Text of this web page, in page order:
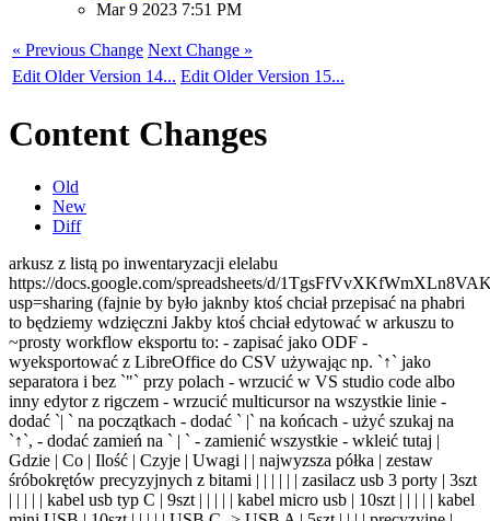
Mar 9 2023 7:51 PM
« Previous Change Next Change »
Edit Older Version 14... Edit Older Version 15...
Content Changes
Old
New
Diff
arkusz z listą po inwentaryzacji elelabu https://docs.google.com/spreadsheets/d/1TgsFfVvXKfWmXLn8VAKDCh2CbBfDilG5AStklMg8gWU/edit?usp=sharing (fajnie by było jaknby ktoś chciał przepisać na phabri to będziemy wdzięczni Jakby ktoś chciał edytować w arkuszu to ~prosty workflow eksportu to: - zapisać jako ODF - wyeksportować z LibreOffice do CSV używając np. `↑` jako separatora i bez `"` przy polach - wrzucić w VS studio code albo inny edytor z rigczem - wrzucić multicursor na wszystkie linie - dodać `| ` na początkach - dodać ` |` na końcach - użyć szukaj na `↑`, - dodać zamień na ` | ` - zamienić wszystkie - wkleić tutaj | Gdzie | Co | Ilość | Czyje | Uwagi | | najwyzsza półka | zestaw śróbokrętów precyzyjnych z bitami | | | | | | zasilacz usb 3 porty | 3szt | | | | | kabel usb typ C | 9szt | | | | | kabel micro usb | 10szt | | | | | kabel mini USB | 10szt | | | | | USB C -> USB A | 5szt | | | | precyzyjne | zestaw imbusów | 1szt | opisany Gryglu | | | precyzyjne | zestaw śróbokrętów precyzyjnych | 2szt | | | | precyzyjne | zestaw śróbokrętów precyzyjnych | 1szt | | | | Przydasie + zapasy | ramka Foto | 1szt | | | | Przydasie + zapasy | moduł HDMI Legrand | 1szt | | | | Przydasie + zapasy | lekko zużyte gąbk do lutowania/czyściki | 2/6 szt | | | | Przydasie + zapasy | zasilacz din 24V 1A | 2szt | | | | Przydasie + zapasy | owijka do kabli | troche | | | | Przydasie + zapasy | szerokokątne moduły LED-owe wysokiej mocy | worek | | | | baterie | eneloop AA | 6szt | | | | | mikroskop | | Canis | | | zaciskarki + końcówki | sciągacz do izolacji (zaciskarka do koncówek oczkowych) + końcówki | 1szt | | | | zaciskarki + końcówki | końcówki RJ 45 | 13szt | | | | zaciskarki + końcówki | tulejki i zatyczki RJ45 | worek | | | | zaciskarki + końcówki | zaciskarka dupont | | Gryglu | | | zaciskarki + końcówki | zaciskarka do tulejek | | gryglu | | | zaciskarki + końcówki | nóż krosowniczy | 1szt | | | | zaciskarki + końcówki | zaciskarka do oczkowych | 1szt | | | | zaciskarki + końcówki | zestaw złączy do kabli | pudełko | | | | zaciskarki + końcówki | końcówki "samochodowe" | pudełko | Gryglu | | | zaciskarki + końcówki | zestaw narzędzi sieciowych | pudełko | Gryglu | | | kabelki i breadboard-y | breadboard Duży | 1szt | Pawel W | | | kabelki i breadboard-y | Sredni | 1szt | Gryglu | | | kabelki i breadboard-y | Małe | 2szt | | | | kabelki i breadboard-y | kabelki MF | worek | | | | kabelki i breadboard-y | kabelki FF | worek | | | | kabelki i breadboard-y | Kabelki MM | worek | | kończą sie | | kabelki i breadboard-y | zworki do Goldpin | worek | | | | chemia elektronika | kontakt S | puszeczka | | kończy sie | | chemia elektronika | Kontakt PR | 2 puszeczki | | | | chemia elektronika | niebieskie Locktite | 4 buteleczki | | | | chemia elektronika | czerwony Locktite | 1 buteleczka | | | | chemia elektronika | klej w spreju uniwersalny | 1 puszka | | | | chemia elektronika | pasta silikonowa H (termoprzewodząca) | 1 opak | | kończy sie | | chemia elektronika | smar silokonowo teflonowy (TF) | słoiczek | | kończy sie | | chemia elektronika | 2 in 1 Gun-Tuning Airsoft (smar czyszczący) | 1 puszeczka | (dexter) | | | chemia elektronika | odtłuszczacz | 1 buteleczka | | | | chemia elektronika | zmywacz CA | 1 buteleczka | | | | chemia elektronika | blue tac (czerwony) | 1/3 opak | | | | chemia elektronika | krem do rąk linea vit | 3 opak | | | | | lekki olej maszynowy | 1szt | | leje sie | | Kurs elektroniki (nie ruszać) | Nie ruszane | | | | | BNC 50ohm | BNC-krokodylki kabel | 6 szt | | | | BNC 50ohm | BNC-BNC kabel | 5 szt | | | | BNC 50ohm | N-Do radzieckiego generatora kabel | 1 szt | | | | BNC 50ohm | BNC-BNC długi kabel | 5 szt | | | | BNC 50ohm | BNC-niezakończony kabel | 5 szt | | | | BNC 50ohm | BNC trójnik | 5 szt | | | | BNC 50ohm | terminator BNC 50 ohm | 1 szt | | | | BNC 50ohm | przejściówka BNC-SMA Męskie | 1 szt | | | | pudelko SMD | Nie ruszane | | | | | przewody | głośnikowy | trochę | | | | przewody | LGY | trochę | | | | przewody | losowe | dużo | | | | | rezystory 0603 | tacka | | | | | rezystory 0805 | tacka | | | | | MERA-TRONIK licznik ze wstępnym ustawieniem typ C554 | 1 szt | | | | | rezystory 1k | bardzo dużo | T5 | | | laminat | arkusz | 3 szt | | | | laminat | ścinki | trochę | | | | luftdaten, D.oporowy,eppendorf | eppendorfki | pół worka | | | | luftdaten, D.oporowy,eppendorf | zestawy luftdaten | 2 szt | | | | luftdaten, D.oporowy,eppendorf | drut oporowy | koperta | | | | | złącza kluczowane raster 2.54mm | zestaw | gryglu | kończą się blaszki do żeńskich | | dolna półka | zasilacz HV POLON zwn 42 | 1 szt | | | | | generator @@@ | 1 szt | | | | | obciążenie Arachnid Labs RE:LOAD PRO | 1szt | kiteł | | | | zasilacz DC DIY | 1 szt | | | | | licznik velleman DM13MFC2 | 1 szt | | | | | oscyloskom HUNG CHANG 3502c 20MHz | 2 szt | | | | | generator DDS FY6800 | 2 szt | | | | | zasilacz laboratoryjny 0-35V 20A | 1 szt | | | | | oscyloskop TENMA 72-8230 60MHz 500MS/s | 1 szt | | | | | zasilacz stabilizowany "czerwony" | 1 szt | | | | | Multimetr laboratoryjny TENMA 72-8720 | 1 szt | | | | | multimetr laboratoryjny PHILLIPS PM 2534 | 1 szt | | | | | zasilacz laboratoryjny NDN DF1731SB3A dwa kanały 0-30V 0-3A, trzeci kanał 5V | 1 szt | | | | | woreczki strunowe 45x65mm | 2 opakowania | | | | | woreczki strunowe 50x75mm | 2 opakowania | | | | | woreczki strunowe 120x180mm | 1 opakowanie | | | | | lutownica transformatorowa | 3 szt | | | | multimetry | końcówki do bananów | zestaw | gryglu | | | multimetry | multimetr UNI-T M890G | 1 szt | | | | multimetry | multimetr ben electronic M92A | 1 szt | | | | multimetry | multimetr ALATRON MU-02D (chińczyk) | 1 szt | | | | multimetry | multimetr ALATRON MU-12L | 1 szt | | | | multimetry | multimetr UNI-T UT33D+ | 2 szt | | | | multimetry | pirometr TENMA 72-8730 | 1 szt | | | | multimetry | sondy do mierników czerwone | 11 szt | | | | multimetry | sondy do mierników czarne | 9 szt | | | | | przejściówka banan Męski(do miernika-krokodyl) | 3 szt | | | | | sondy z igłami <30V | 1 para | | | | | termopara do miernika | 2 szt | | | | | nożyki do skalpela | kilka | | | | | opornik dekadowy energoaparatura MDR-93/2-4a | 1 szt | | | | | lupa duża | 3 szt | | | | | klipsy biurowe małe | 11 szt | | | | | spinacze biurowe | dużo | | | | | długopisy | 10 szt | | | | | aparat kompakt panasonic DMC-LZ8 | 1 szt | wiktor | | | | linijka PCB | | | | | | linijka 40cm | | gryglu | | | | gumki recepturki | resztka | | | | | woreczki strunowe ISTAD 2.5L +1.2L | napoczęta paczka | | | | | woreczki strunowe ISTAD 6L + 4.5L | napoczęta paczka | | | | | lablarka Dymo LabelMenager 280 + zasilacz | 1szt | | | | | złącza z J | pudełko | Gryglu | | | Stół | trzecia ręka | 3szt | | | | | lampa z lupą | 2szt | | | | | Stacja lutownicza W.E.P 853DA (grot + hotair + zasilacz 0-15V) | 1szt | | | | | multimetr laboratoryjny PHILLIPS PM 2534 | 1szt | | | | | Stacja lutownicza zhaxoin 936D | 1szt | | | | | mata ESD | 1 szt | | | | | wyciąg do lutowania z uchwytem na PCB | 1szt | | | | | druciak do czyszczenoia grotów | 2szt | | | | | fiolka cyny | 2szt | | | | | skalpel | 3szt | | | | | 4 plecionki do rozlutowania | 4szt | | napoczęte | | | odsysacz do cyny | 4szt | | | | | kombinerki małe | 3szt | | | | | kombinerki duże | 1szt | | | | | ucinaki czoiłowe małe | 1szt | | | | | ucinaki boczne duże | 1szt | | | | | ucinaki boczne małe | 1szt | | | | | sciągacz do izolacji 1mm - 3,2mm | 2szt | | | | | sciągacz do izolacji 0,5mm - 2mm | 1szt | | | | | grzebalce | 2szt | | | | | sciągacz do izolacji 0,5mm (@@@) | 1szt | | | | | nożyczki | 5 par | | | | | szczypce do wyciągania układów | 2 szt | | | | | stacja lutownicza W.E.R 936 | 1szt | Łoś | | | | śrubokręt PZ1 | 1szt | | | | | śrubokręt PH0 | 2szt | | | | | śrubokręt PH1 | 1szt | | | | | śrubokręt T5 | 1szt | | | | | śrubokręt T6 | 1szt | | | | | śrubokręt T7 | 1szt | | | | | śrubokręt T8 | 1szt | | | | | śrubokręt Płaski 0 | 1szt | | | | | śrubokręt Płaski średni | 1szt | | | | | śrubokręt Płaski 6,2 | 1szt | | | | | śrubokręt Płaski małe | 3szt | | | | | tapeciak mały | 1szt | | | | | tapeciak duży | 1szt | | | | | pisak z farbą przewodzącą | 1szt | | | | | myjka ultradzwiękowa BAKU BK-3550 | 1szt | | | | | Zhaxoin Hot-Air 858D | 1szt | | | | | duże szufladki na rzeczy | | | | | | zestaw rurek termokurczliwych | 1opak | | | | KALLAXY | | | | | | RaspberryPi | RaspberryPi 2 Model B | 1 szt | | | | | Raspberry Pi zero | | | | | | RaspberryPi Camera Board | | | | | | Raspberry Pi Model A | 2 szt | | | | | kartymicrosd z adapterami | 6/4 | | | | | kabelek microUSB OTG | | | | | | adapter mini HDMI - HDMI | 2 szt | | | | | relayboard 4x na GPIO | | | | | | hub USB | | | | | | 2 kabelki ethernet | | | | | ARM,ATMEL,TEXAS Instruments | GERTBOARD | | | | | | TivaC Connected Launchpad | | Romeo | | | | RIoTBoard | | | | | | Atmel SAM4S Xplained | | | | | | Analog Devices FullSpeed USB galvanic isolator | | | | | | androidthings Pico Pro maker kit | | | | | Arduino,AVR,Atmel,Microchip | Xbee Shield bez modułu | | | | | | Arduino MEGA 2560 | 3 szt | | | | | Arduino MEGA ADK | 4 szt | | 1 bez stabilizatora | | | Arduino ADK Accessory Demo Shield | | | | | | Arduino Pro Mini | 2 szt | | | | | Arduino nano | 4 szt | | | | | jeenode v6 | 2 szt | | | | | MH-TINY | | | | | | RadioShack Camera shield | | | | | | Arduino UNO | 8 szt | | | | | AVRasp Mk II | | | | | | USBASP | | | | | | Arduino Leonardo | 2 szt | | | | | Arduino Ethernet | | | | | | przej